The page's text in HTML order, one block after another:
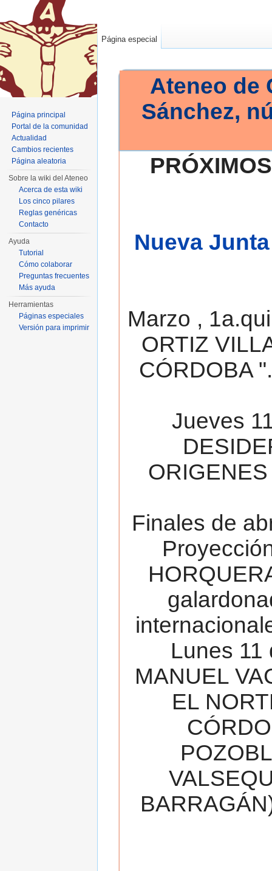
Ateneo de
Sánchez,
Nueva
Marzo ,
ORTIZ
CÓRDOBA
Jueves
Finales de
Lunes 11
MANUEL
EL
Página especial
Página principal
Portal de la comunidad
Actualidad
Cambios recientes
Página aleatoria
Sobre la wiki del Ateneo
Acerca de esta wiki
Los cinco pilares
Reglas genéricas
Contacto
Ayuda
Tutorial
Cómo colaborar
Preguntas frecuentes
Más ayuda
Herramientas
Páginas especiales
Versión para imprimir